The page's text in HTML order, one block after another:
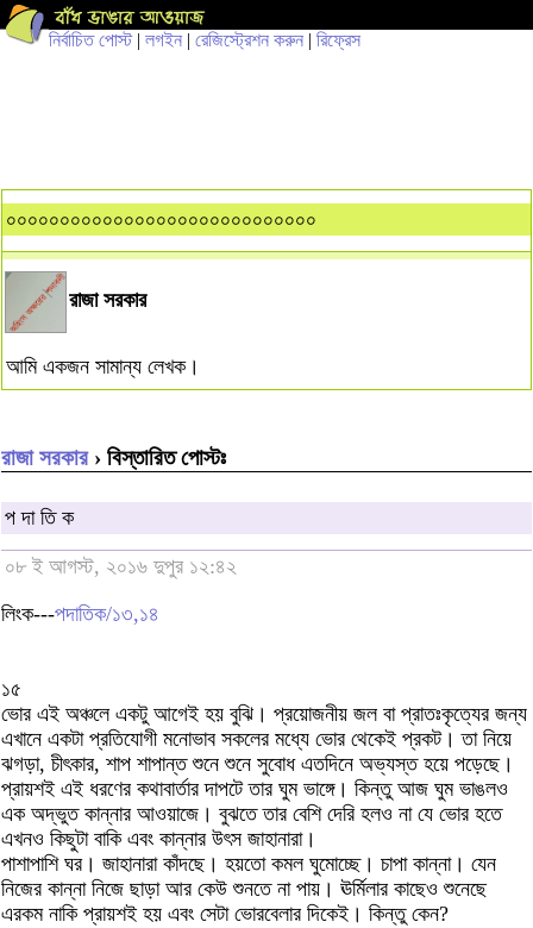
নির্বাচিত পোস্ট| লগইন | রেজিস্ট্রেশন করুন | রিফ্রেস
০০০০০০০০০০০০০০০০০০০০০০০০০০০০০
রাজা সরকার
আমি একজন সামান্য লেখক।
রাজা সরকার› বিস্তারিত পোস্টঃ
প দা তি ক
০৮ ই আগস্ট, ২০১৬ দুপুর ১২:৪২
লিংক---পদাতিক/১৩,১৪
১৫
ভোর এই অঞ্চলে একটু আগেই হয় বুঝি। প্রয়োজনীয় জল বা প্রাতঃকৃত্যের জন্য
এখানে একটা প্রতিযোগী মনোভাব সকলের মধ্যে ভোর থেকেই প্রকট। তা নিয়ে
ঝগড়া, চীৎকার, শাপ শাপান্ত শুনে শুনে সুবোধ এতদিনে অভ্যস্ত হয়ে পড়েছে।
প্রায়শই এই ধরণের কথাবার্তার দাপটে তার ঘুম ভাঙ্গে। কিন্তু আজ ঘুম ভাঙলও
এক অদ্ভুত কান্নার আওয়াজে। বুঝতে তার বেশি দেরি হলও না যে ভোর হতে
এখনও কিছুটা বাকি এবং কান্নার উৎস জাহানারা।
পাশাপাশি ঘর। জাহানারা কাঁদছে। হয়তো কমল ঘুমোচ্ছে। চাপা কান্না। যেন
নিজের কান্না নিজে ছাড়া আর কেউ শুনতে না পায়। ঊর্মিলার কাছেও শুনেছে
এরকম নাকি প্রায়শই হয় এবং সেটা ভোরবেলার দিকেই। কিন্তু কেন?